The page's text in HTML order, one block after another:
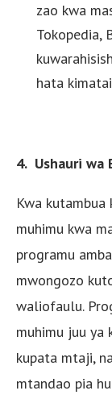
zao kwa
Tokopedia,
hata
4. Ushauri wa
Kwa
muhimu kwa
programu
mwongozo
waliofaulu.
muhimu juu ya
kupata mtaji,
mtandao pia